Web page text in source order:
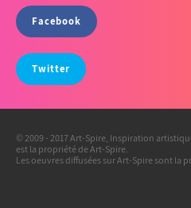
Facebook
Twitter
© 2009 - 2017 Art-Spire, Inspiration
est la propriété de Art-Spire.
Les oeuvres diffusées sur Art-Spire sont la